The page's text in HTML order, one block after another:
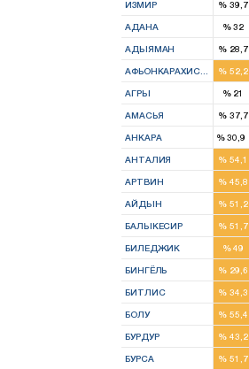
ИЗМИР % 39,7
АДАНА %32
АДЫЯМАН % 28,7
АФЬОНКАРАХИСАР % 52,2
АГРЫ %21
2
АМАСЬЯ % 37,7
АНКАРА %30,9
АНТАЛИЯ % 54,1
АРТВИН % 45,8
АЙДЫН % 51,2
БАЛЫКЕСИР % 51,7
БИЛЕДЖИК %49
БИНГЁЛЬ % 29,6
БИТЛИС % 34,3
БОЛУ % 55,4
БУРДУР % 43,2
БУРСА % 51,7